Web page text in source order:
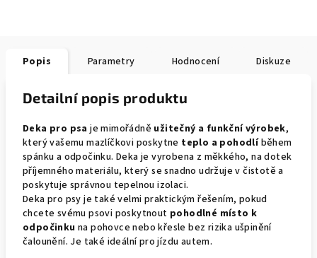
Popis Parametry Hodnocení Diskuze
Detailní popis produktu
Deka pro psa je mimořádně užitečný a funkční výrobek,
který vašemu mazlíčkovi poskytne teplo a pohodlíběhem
spánku a odpočinku. Deka je vyrobena z měkkého, na dotek
příjemného materiálu, který se snadno udržuje v čistotě a
poskytuje správnou tepelnou izolaci.
Deka pro psy je také velmi praktickým řešením, pokud
chcete svému psovi poskytnout pohodlné místo k
odpočinku na pohovce nebo křesle bez rizika ušpinění
čalounění. Je také ideální pro jízdu autem.